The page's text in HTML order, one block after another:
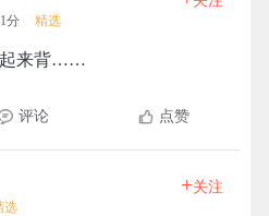
分 精选
起来背……
评论 点赞
选
+关注